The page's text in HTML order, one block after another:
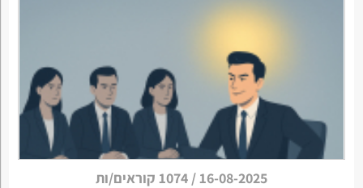
16-08-2025
/ 1074 קוראים/ות